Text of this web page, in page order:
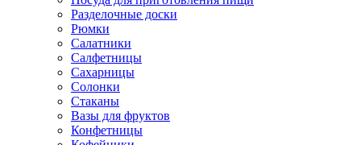
Разделочные доски
Рюмки
Салатники
Салфетницы
Сахарницы
Солонки
Стаканы
Вазы для фруктов
Конфетницы